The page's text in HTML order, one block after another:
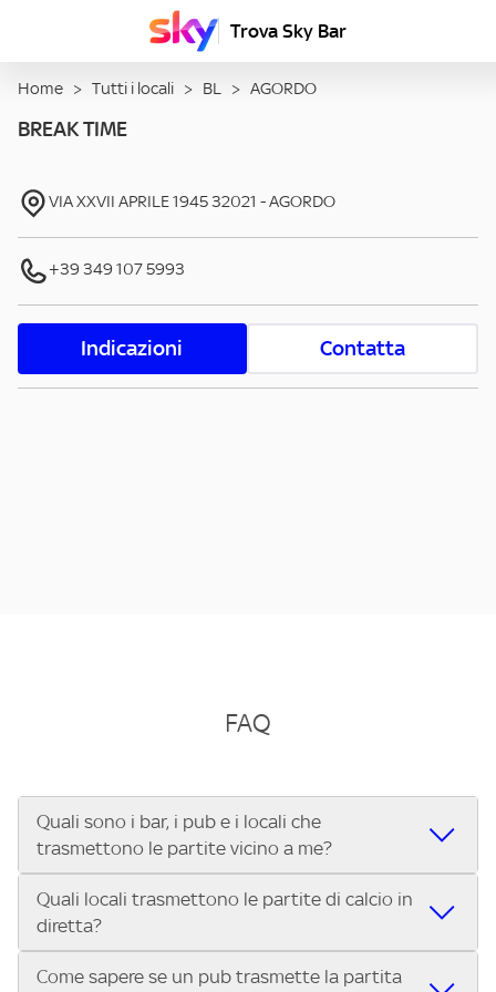
Trova Sky Bar
Home > Tutti i locali > BL > AGORDO
BREAK TIME
VIA XXVII APRILE 194532021 -AGORDO
+39 349 107 5993
Indicazioni Contatta
FAQ
Quali sono i bar, i pub e i locali che
trasmettono le partite vicino a me?
Se cerchi un bar, pub, ristorante o locale vicino a te per
vedere le partite di Serie A ENILIVE, la Serie C Sky Wifi, la
UEFA Champions League, la UEFA Europa League, la UEFA
Conference League, il Tennis, la Formula 1®, la MotoGP™ e
Quali locali trasmettono le partite di calcio in
diretta?
Vuoi sapere quali bar, pub o ristoranti mostrano le partite
Come sapere se un pub trasmette la partita